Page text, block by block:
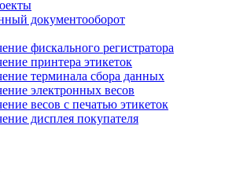
документооборот
фискального регистратора
принтера этикеток
терминала сбора данных
электронных весов
весов с печатью этикеток
дисплея покупателя